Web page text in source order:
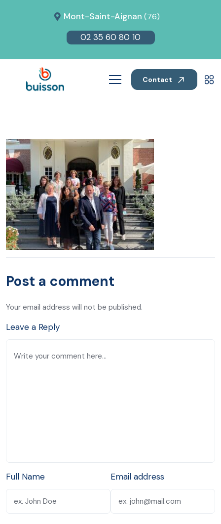
Mont-Saint-Aignan (76)
02 35 60 80 10
Contact
Post a comment
Your email address will not be published.
Leave a Reply
Full Name Email address